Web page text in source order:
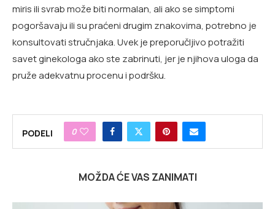
miris ili svrab može biti normalan, ali ako se simptomi
pogoršavaju ili su praćeni drugim znakovima, potrebno je
konsultovati stručnjaka. Uvek je preporučljivo potražiti
savet ginekologa ako ste zabrinuti, jer je njihova uloga da
pruže adekvatnu procenu i podršku.
PODELI 0
MOŽDA ĆE VAS ZANIMATI